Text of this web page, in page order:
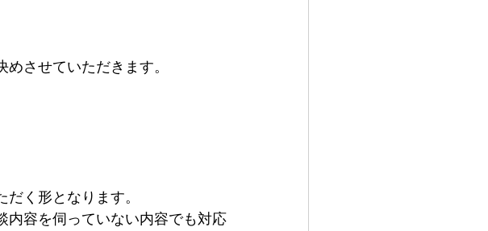
させていただきます。
く形となります。
容を伺っていない内容でも対応